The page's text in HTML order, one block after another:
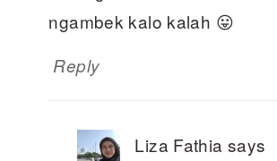
ngambek kalo kalah 😛
Reply
Liza Fathia says